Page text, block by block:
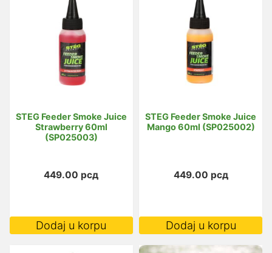
STEG Feeder Smoke Juice
Strawberry 60ml
(SP025003)
449.00 рсд
Dodaj u korpu
STEG Feeder Smoke Juice
Mango 60ml (SP025002)
449.00 рсд
Dodaj u korpu